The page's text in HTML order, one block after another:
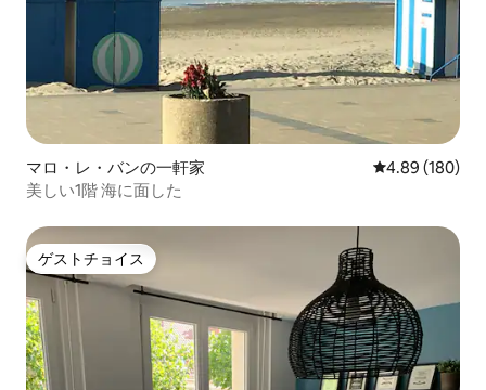
マロ・レ・バンの一軒家 レビュー180
4.89 (180)
美しい1階 海に面した
ゲストチョイス
ゲストチョイス